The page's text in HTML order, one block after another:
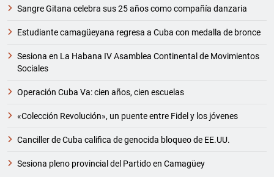
Sangre Gitana celebra sus 25 años como compañía danzaria
Estudiante camagüeyana regresa a Cuba con medalla de bronce
Sesiona en La Habana IV Asamblea Continental de Movimientos
Sociales
Operación Cuba Va: cien años, cien escuelas
«Colección Revolución», un puente entre Fidel y los jóvenes
Canciller de Cuba califica de genocida bloqueo de EE.UU.
Sesiona pleno provincial del Partido en Camagüey